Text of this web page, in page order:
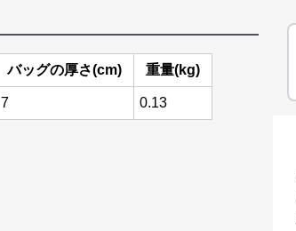
バッグの厚さ(cm) 重量(kg)
7 0.13